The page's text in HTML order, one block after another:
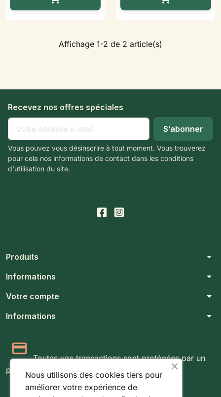
Affichage 1-2 de 2 article(s)
Recevez nos offres spéciales
Vous pouvez vous désinscrire à tout moment. Vous trouverez
pour cela nos informations de contact dans les conditions
d'utilisation du site.
Produits arrow_drop_down
Informations arrow_drop_down
Votre compte arrow_drop_down
Informations arrow_drop_down
Toutes vos transactions sont protégées par un
protocole SSL 256 bits.
Expédition rapide & suivie
Nous utilisons des cookies tiers pour
améliorer votre expérience de